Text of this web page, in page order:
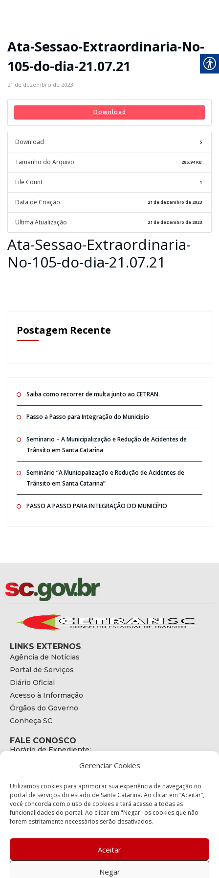
Gerenciar Cookies
Utilizamos cookies para aprimorar sua experiência de navegação no
portal de serviços do estado de Santa Catarina. Ao clicar em “Aceitar”,
você concorda com o uso de cookies e terá acesso a todas as
funcionalidades do portal. Ao clicar em "Negar" os cookies que não
forem estritamente necessários serão desativados.
Aceitar
Negar
Ata-Sessao-Extraordinaria-No-
105-do-dia-21.07.21
21 de dezembro de 2023
Download
Download 5
Tamanho do Arquivo 285.94 KB
File Count 1
Data de Criação 21 de dezembro de 2023
Ultima Atualização 21 de dezembro de 2023
Ata-Sessao-Extraordinaria-
No-105-do-dia-21.07.21
Postagem Recente
Saiba como recorrer de multa junto ao CETRAN.
Passo a Passo para Integração do Municipío
Seminario – A Municipalização e Redução de Acidentes de
Trânsito em Santa Catarina
Seminário “A Municipalização e Redução de Acidentes de
Trânsito em Santa Catarina”
PASSO A PASSO PARA INTEGRAÇÃO DO MUNICÍPIO
LINKS EXTERNOS
Agência de Notícias
Portal de Serviços
Diário Oficial
Acesso à Informação
Órgãos do Governo
Conheça SC
FALE CONOSCO
Horário de Expediente:
E-mail:
secretariaexecutiva@cetran.sc.gov.br
ENDEREÇO
Endereço:
Bairro:
Coqueiros, Florianópolis SC
88.080-160